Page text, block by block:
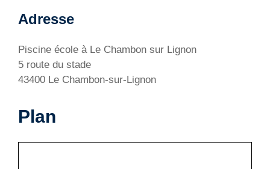
Adresse
Piscine école à Le Chambon sur Lignon
5 route du stade
43400 Le Chambon-sur-Lignon
Plan